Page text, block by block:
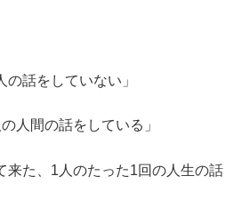
の話をしていない」
人間の話をしている」
来た、1人のたった1回の人生の話